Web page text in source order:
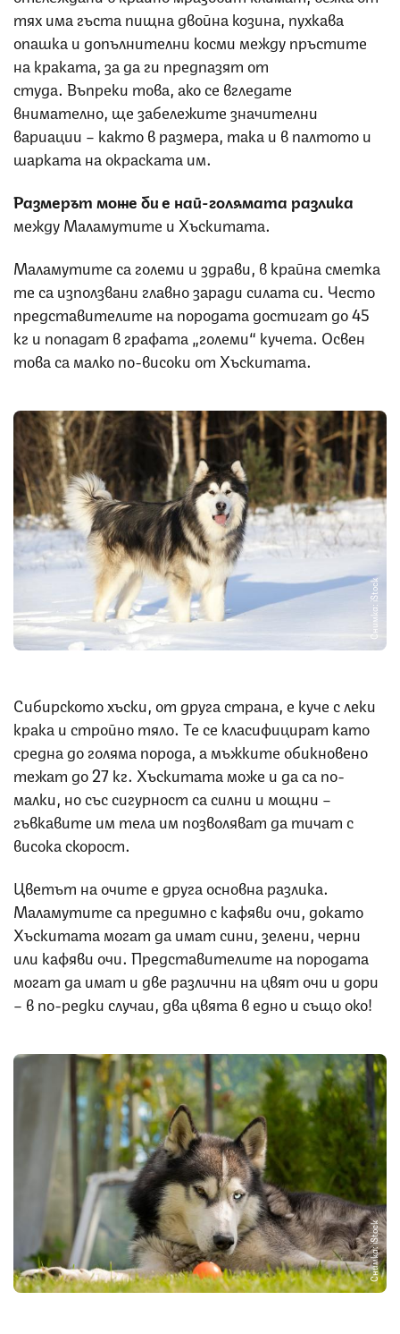
тях има гъста пищна двойна козина, пухкава
опашка и допълнителни косми между пръстите
на краката, за да ги предпазят от
студа. Въпреки това, ако се вгледате
внимателно, ще забележите значителни
вариации – както в размера, така и в палтото и
шарката на окраската им.
Размерът може би е най-голямата разлика
между Маламутите и Хъскитата.
Маламутите са големи и здрави, в крайна сметка
те са използвани главно заради силата си. Често
представителите на породата достигат до 45
кг и попадат в графата „големи“ кучета. Освен
това са малко по-високи от Хъскитата.
Снимка: iStock
Сибирското хъски, от друга страна, е куче с леки
крака и стройно тяло. Те се класифицират като
средна до голяма порода, а мъжките обикновено
тежат до 27 кг. Хъскитата може и да са по-
малки, но със сигурност са силни и мощни –
гъвкавите им тела им позволяват да тичат с
висока скорост.
Цветът на очите е друга основна разлика.
Маламутите са предимно с кафяви очи, докато
Хъскитата могат да имат сини, зелени, черни
или кафяви очи. Представителите на породата
могат да имат и две различни на цвят очи и дори
– в по-редки случаи, два цвята в едно и също око!
Снимка: iStock